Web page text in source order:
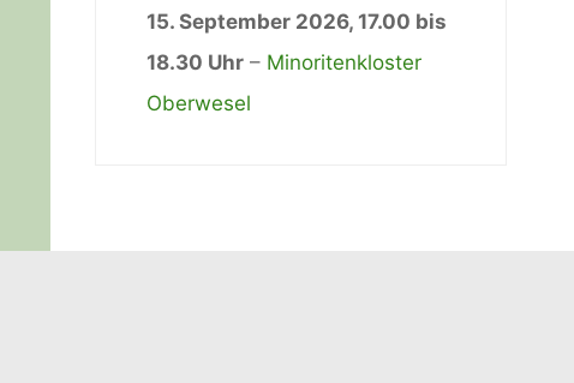
15. September 2026, 17.00 bis
18.30 Uhr – Minoritenkloster
Oberwesel